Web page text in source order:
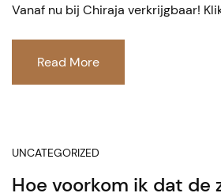
Vanaf nu bij Chiraja verkrijgbaar!
Read More
UNCATEGORIZED
Hoe voorkom ik dat de